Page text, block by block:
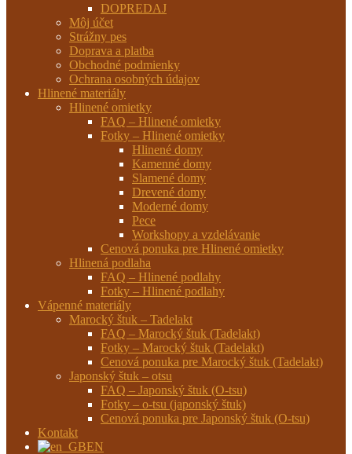
DOPREDAJ
Môj účet
Strážny pes
Doprava a platba
Obchodné podmienky
Ochrana osobných údajov
Hlinené materiály
Hlinené omietky
FAQ – Hlinené omietky
Fotky – Hlinené omietky
Hlinené domy
Kamenné domy
Slamené domy
Drevené domy
Moderné domy
Pece
Workshopy a vzdelávanie
Cenová ponuka pre Hlinené omietky
Hlinená podlaha
FAQ – Hlinené podlahy
Fotky – Hlinené podlahy
Vápenné materiály
Marocký štuk – Tadelakt
FAQ – Marocký štuk (Tadelakt)
Fotky – Marocký štuk (Tadelakt)
Cenová ponuka pre Marocký štuk (Tadelakt)
Japonský štuk – otsu
FAQ – Japonský štuk (O-tsu)
Fotky – o-tsu (japonský štuk)
Cenová ponuka pre Japonský štuk (O-tsu)
Kontakt
EN